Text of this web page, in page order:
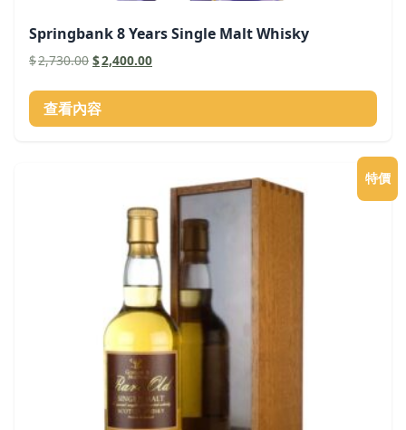
Springbank 8 Years Single Malt Whisky
$2,730.00 原
價
格：
$2,730.00。
$2,400.00目
價
$2,400.00。
查看內容
特價